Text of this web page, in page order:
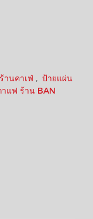
านคาเฟ่ , ป้ายแผ่น
แฟ ร้าน BAN